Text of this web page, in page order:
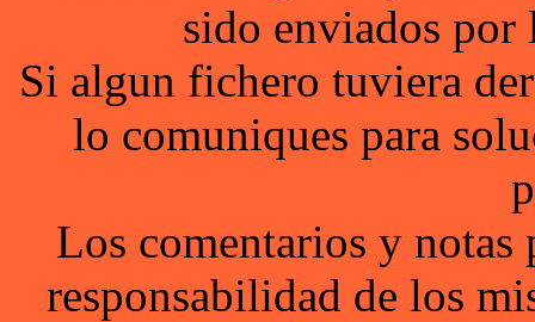
sido enviados por
Si algun fichero tuviera
lo comuniques para
Los comentarios y notas
responsabilidad de los